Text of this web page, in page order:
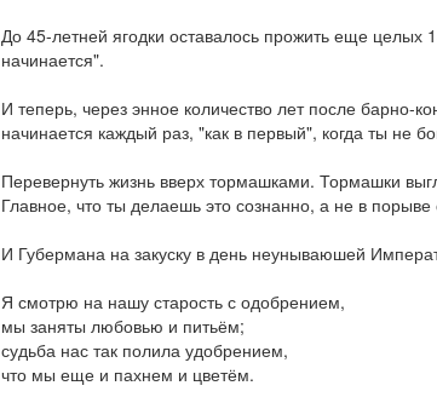
До 45-летней ягодки оставалось прожить еще целых
начинается".
И теперь, через энное количество лет после барно-
начинается каждый раз, "как в первый", когда ты не
Перевернуть жизнь вверх тормашками. Тормашки
Главное, что ты делаешь это сознанно, а не в
И Губермана на закуску в день неунываюшей
Я смотрю на нашу старость с одобрением,
мы заняты любовью и питьём;
судьба нас так полила удобрением,
что мы еще и пахнем и цветём.